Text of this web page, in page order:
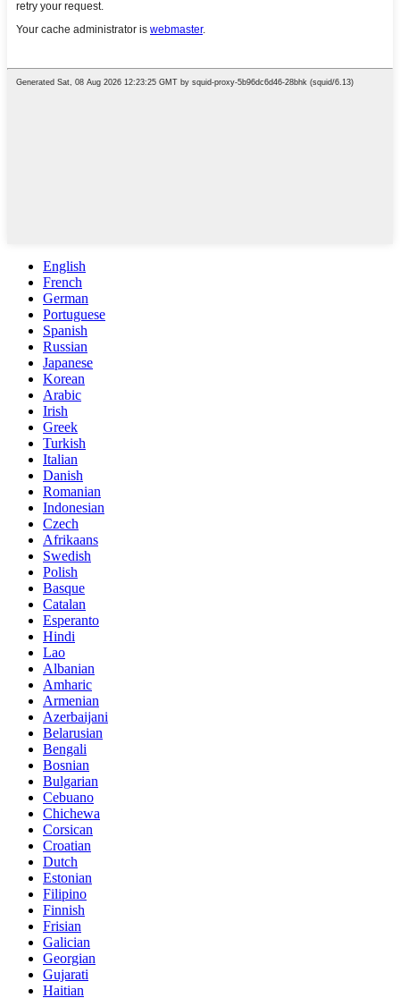
English
French
German
Portuguese
Spanish
Russian
Japanese
Korean
Arabic
Irish
Greek
Turkish
Italian
Danish
Romanian
Indonesian
Czech
Afrikaans
Swedish
Polish
Basque
Catalan
Esperanto
Hindi
Lao
Albanian
Amharic
Armenian
Azerbaijani
Belarusian
Bengali
Bosnian
Bulgarian
Cebuano
Chichewa
Corsican
Croatian
Dutch
Estonian
Filipino
Finnish
Frisian
Galician
Georgian
Gujarati
Haitian